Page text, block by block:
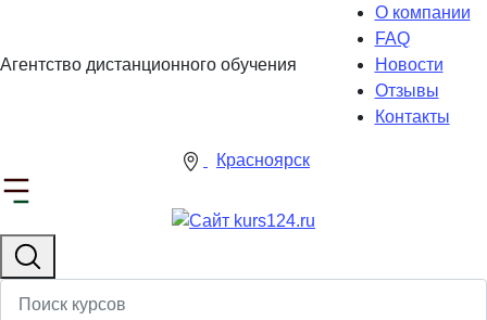
Агентство дистанционного обучения
О компании
FAQ
Новости
Отзывы
Контакты
Красноярск